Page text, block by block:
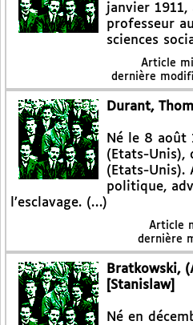
janvier 1911,
professeur
sciences
Article
dernière
Durant,
Né le 8 août
(Etats-Unis),
(Etats-Unis).
politique,
l’esclavage. (…)
Article
dernière
Bratkowski,
[Stanislaw]
Né en